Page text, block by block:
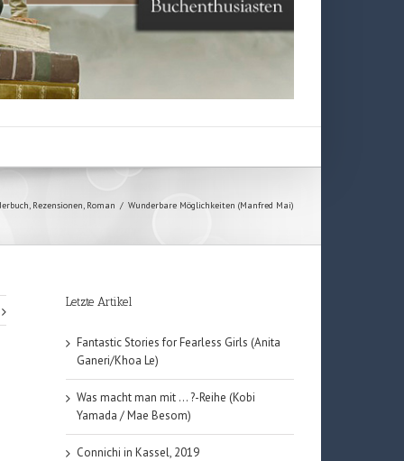
, Rezensionen, Roman / Wunderbare Möglichkeiten (Manfred Mai)
Letzte Artikel
Fantastic Stories for Fearless Girls (Anita
Ganeri/Khoa Le)
Was macht man mit … ?-Reihe (Kobi
Yamada / Mae Besom)
Connichi in Kassel, 2019